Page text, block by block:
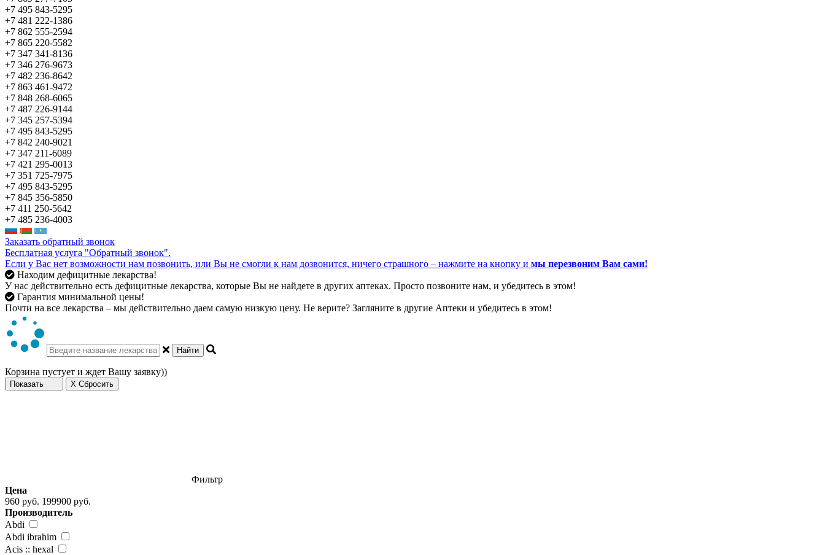
+7 495 843-5295
+7 481 222-1386
+7 862 555-2594
+7 865 220-5582
+7 347 341-8136
+7 346 276-9673
+7 482 236-8642
+7 863 461-9472
+7 848 268-6065
+7 487 226-9144
+7 345 257-5394
+7 495 843-5295
+7 842 240-9021
+7 347 211-6089
+7 421 295-0013
+7 351 725-7975
+7 495 843-5295
+7 845 356-5850
+7 411 250-5642
+7 485 236-4003
Заказать обратный звонок
Бесплатная услуга "Обратный звонок".
Если у Вас нет возможности нам позвонить, или Вы не смогли к нам дозвонится, ничего страшного – нажмите на кнопку и мы перезвоним Вам сами!
Находим дефицитные лекарства!
У нас действительно есть дефицитные лекарства, которые Вы не найдете в других аптеках. Просто позвоните нам, и убедитесь в этом!
Гарантия минимальной цены!
Почти на все лекарства – мы действительно даем самую низкую цену. Не верите? Загляните в другие Аптеки и убедитесь в этом!
Найти
Корзина пустует и ждет Вашу заявку))
Показать X Сбросить
Фильтр
Цена
960 руб. 199900 руб.
Производитель
Abdi
Abdi ibrahim
Acis :: hexal